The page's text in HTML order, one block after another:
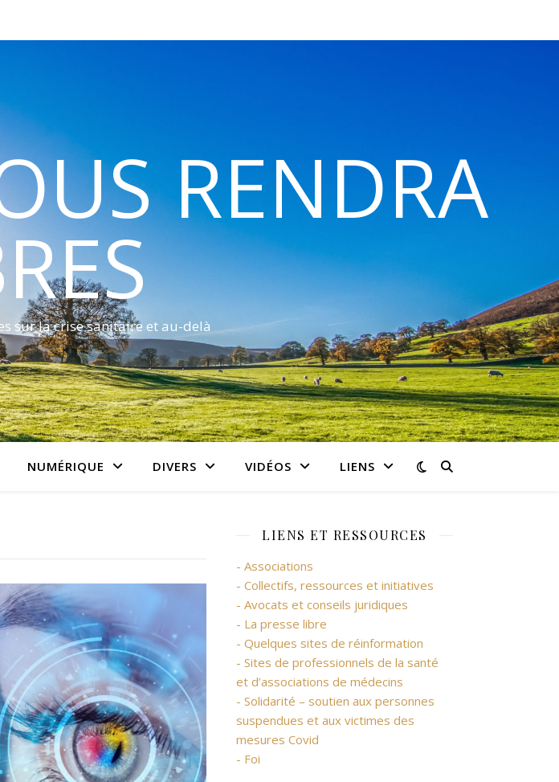
RENDRA
sur la crise sanitaire et au-delà
NUMÉRIQUE DIVERS VIDÉOS LIENS
LIENS ET RESSOURCES
- Associations
- Collectifs, ressources et initiatives
- Avocats et conseils juridiques
- La presse libre
- Quelques sites de réinformation
- Sites de professionnels de la santé
et d’associations de médecins
- Solidarité – soutien aux personnes
suspendues et aux victimes des
mesures Covid
- Foi